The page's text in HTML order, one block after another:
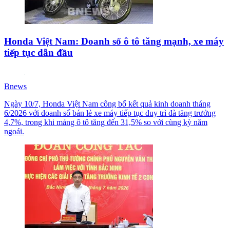
Honda Việt Nam: Doanh số ô tô tăng mạnh, xe máy
tiếp tục dẫn đầu
Bnews
Ngày 10/7, Honda Việt Nam công bố kết quả kinh doanh tháng
6/2026 với doanh số bán lẻ xe máy tiếp tục duy trì đà tăng trưởng
4,7%, trong khi mảng ô tô tăng đến 31,5% so với cùng kỳ năm
ngoái.